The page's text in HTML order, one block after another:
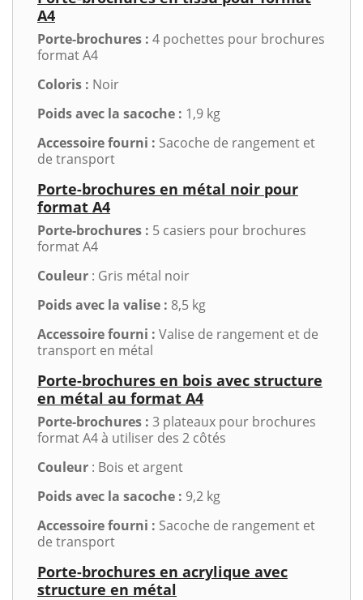
A4
Porte-brochures : 4 pochettes pour brochures
format A4
Coloris : Noir
Poids avec la sacoche : 1,9 kg
Accessoire fourni : Sacoche de rangement et
de transport
Porte-brochures en métal noir pour
format A4
Porte-brochures : 5 casiers pour brochures
format A4
Couleur : Gris métal noir
Poids avec la valise : 8,5 kg
Accessoire fourni : Valise de rangement et de
transport en métal
Porte-brochures en bois avec structure
en métal au format A4
Porte-brochures : 3 plateaux pour brochures
format A4 à utiliser des 2 côtés
Couleur : Bois et argent
Poids avec la sacoche : 9,2 kg
Accessoire fourni : Sacoche de rangement et
de transport
Porte-brochures en acrylique avec
structure en métal